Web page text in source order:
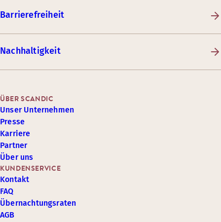
Barrierefreiheit
Nachhaltigkeit
KUNDENSERVICE
Kontakt
FAQ
Übernachtungsraten
AGB
ÜBER SCANDIC
Unser Unternehmen
Presse
Karriere
Partner
Über uns